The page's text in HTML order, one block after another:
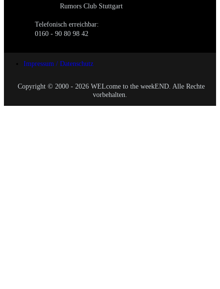
Rumors Club Stuttgart
Telefonisch erreichbar:
0160 - 90 80 98 42
Impressum / Datenschutz
Copyright © 2000 - 2026 WELcome to the weekEND. Alle Rechte
vorbehalten.